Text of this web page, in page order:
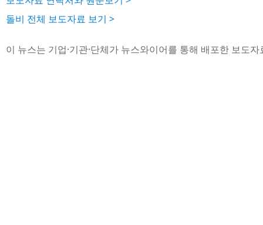
돌비 전체 보도자료 보기 >
이 뉴스는 기업·기관·단체가 뉴스와이어를 통해 배포한 보도